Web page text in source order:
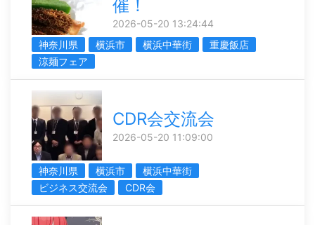
催！
2026-05-20 13:24:44
神奈川県
横浜市 横浜中華街
重慶飯店
涼麺フェア
CDR会交流会
2026-05-20 11:09:00
神奈川県 横浜市
横浜中華街
ビジネス交流会
CDR会